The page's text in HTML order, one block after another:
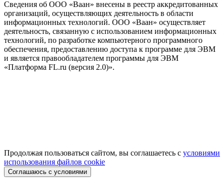
Сведения об ООО «Ваан» внесены в реестр аккредитованных
организаций, осуществляющих деятельность в области
информационных технологий. ООО «Ваан» осуществляет
деятельность, связанную с использованием информационных
технологий, по разработке компьютерного программного
обеспечения, предоставлению доступа к программе для ЭВМ
и является правообладателем программы для ЭВМ
«Платформа FL.ru (версия 2.0)».
Продолжая пользоваться сайтом, вы соглашаетесь с условиями
использования файлов cookie
Соглашаюсь с условиями